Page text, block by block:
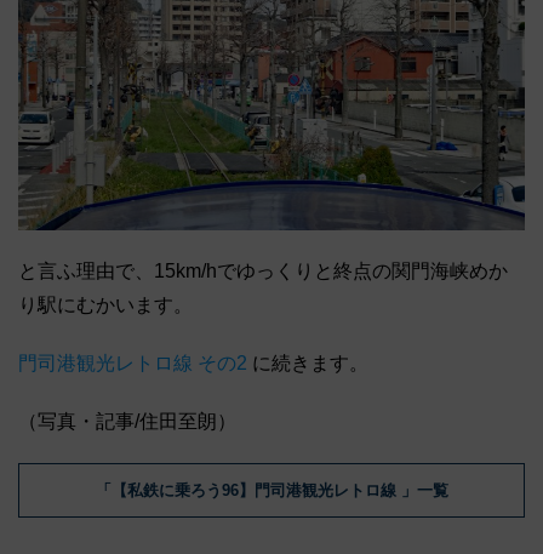
と言ふ理由で、15km/hでゆっくりと終点の関門海峡めか
り駅にむかいます。
門司港観光レトロ線 その2 に続きます。
（写真・記事/住田至朗）
「【私鉄に乗ろう96】門司港観光レトロ線 」一覧